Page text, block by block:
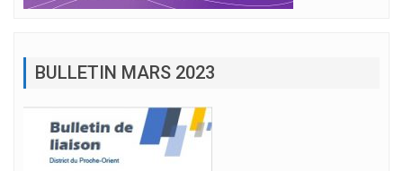
BULLETIN MARS 2023